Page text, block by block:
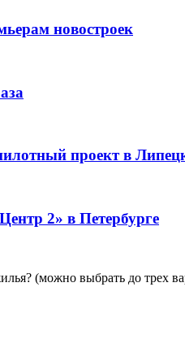
новостроек
проект в
2» в Петербурге
(можно выбрать до трех